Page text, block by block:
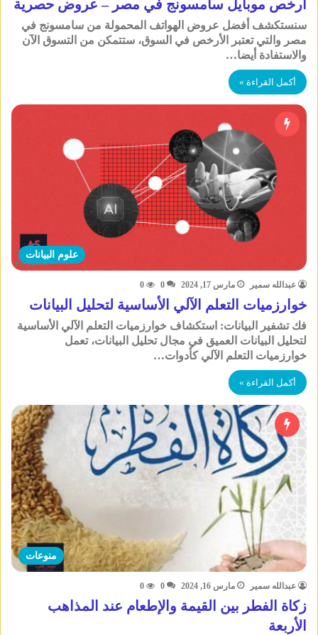
أرخص موبايل سامسونج في مصر – عروض حصرية
سنستكشف أفضل عروض الهواتف المحمولة من سامسونج في
مصر والتي تعتبر الأرخص في السوق، ستتمكن من التسوق الآن
والاستفادة أيضا…
أكمل القراءة »
علوم البيانات
عبدالله سمير مارس 17, 2024 0
0
خوارزميات التعلم الآلي الأساسية لتحليل البيانات
فك تشفير البيانات: استكشاف خوارزميات التعلم الآلي الأساسية
لتحليل البيانات العميق في مجال تحليل البيانات، تعمل
خوارزميات التعلم الآلي كأدوات…
أكمل القراءة »
منوعات
عبدالله سمير مارس 16, 2024 0
0
زكاة الفطر بين القيمة والإطعام عند المذاهب
الأربعة